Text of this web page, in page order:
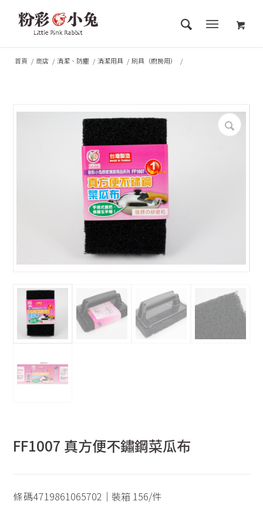
首頁 / 商店 / 清潔、防塵 / 清潔用具 / 刷具（廚房用） /
FF1007 真方便不鏽鋼菜瓜布
條碼4719861065702｜裝箱 156/件